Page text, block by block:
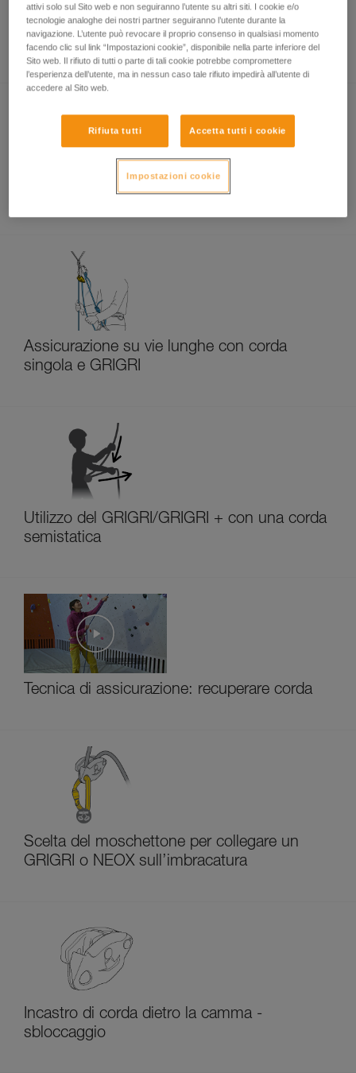
Discesa in doppia con GRIGRI e NEOX
Discesa su vie lunghe con corda singola
Assicurazione su vie lunghe con corda
singola e GRIGRI
Utilizzo del GRIGRI/GRIGRI + con una corda
semistatica
Tecnica di assicurazione: recuperare corda
Scelta del moschettone per collegare un
GRIGRI o NEOX sull’imbracatura
Incastro di corda dietro la camma -
sbloccaggio
attivi solo sul Sito web e non seguiranno l’utente su altri siti. I cookie e/o
tecnologie analoghe dei nostri partner seguiranno l’utente durante la
navigazione. L’utente può revocare il proprio consenso in qualsiasi momento
facendo clic sul link “Impostazioni cookie”, disponibile nella parte inferiore del
Sito web. Il rifiuto di tutti o parte di tali cookie potrebbe compromettere
l’esperienza dell’utente, ma in nessun caso tale rifiuto impedirà all’utente di
accedere al Sito web.
Rifiuta tutti Accetta tutti i cookie
Impostazioni cookie